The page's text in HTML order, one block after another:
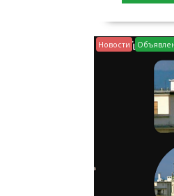
Новости